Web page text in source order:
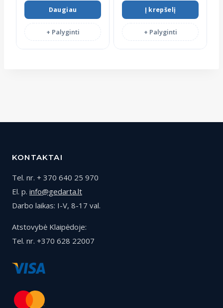
Daugiau
+ Palyginti
Į krepšelį
+ Palyginti
KONTAKTAI
Tel. nr. + 370 640 25 970
El. p. info@gedarta.lt
Darbo laikas: I-V, 8-17 val.
Atstovybė Klaipėdoje:
Tel. nr. +370 628 22007